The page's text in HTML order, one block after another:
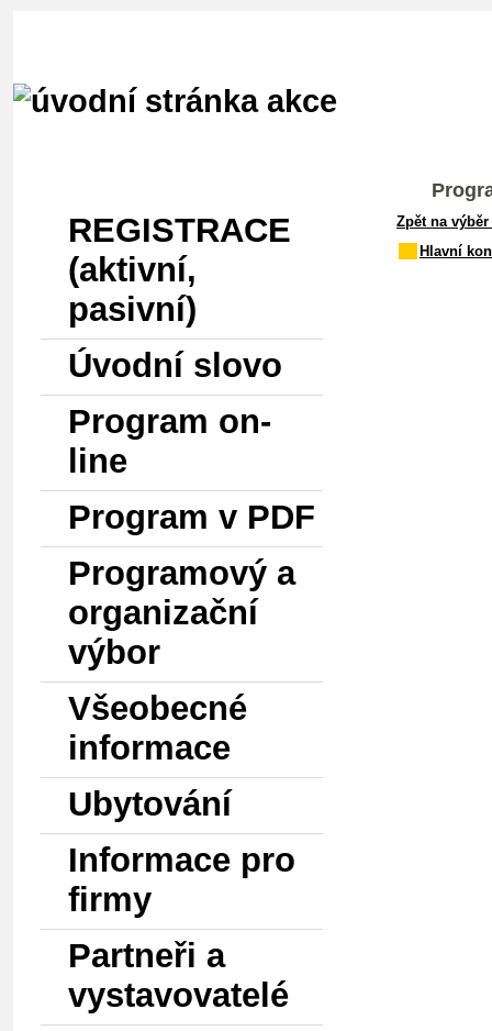
REGISTRACE
(aktivní,
pasivní)
Úvodní slovo
Program on-
line
Program v PDF
Programový a
organizační
výbor
Všeobecné
informace
Ubytování
Informace pro
firmy
Partneři a
vystavovatelé
Zpět na výběr
Hlavní